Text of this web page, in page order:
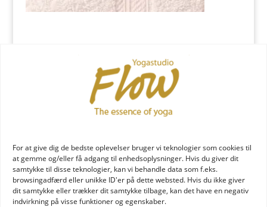
For at give dig de bedste oplevelser bruger vi teknologier som cookies til
at gemme og/eller få adgang til enhedsoplysninger. Hvis du giver dit
samtykke til disse teknologier, kan vi behandle data som f.eks.
browsingadfærd eller unikke ID'er på dette websted. Hvis du ikke giver
dit samtykke eller trækker dit samtykke tilbage, kan det have en negativ
indvirkning på visse funktioner og egenskaber.
Indsend Kommentar
logget ind for at skrive en kommentar.